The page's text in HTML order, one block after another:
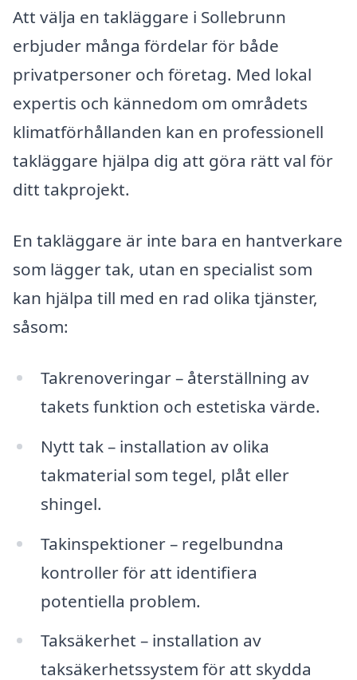
Att välja en takläggare i Sollebrunn
erbjuder många fördelar för både
privatpersoner och företag. Med lokal
expertis och kännedom om områdets
klimatförhållanden kan en professionell
takläggare hjälpa dig att göra rätt val för
ditt takprojekt.
En takläggare är inte bara en hantverkare
som lägger tak, utan en specialist som
kan hjälpa till med en rad olika tjänster,
såsom:
Takrenoveringar – återställning av
takets funktion och estetiska värde.
Nytt tak – installation av olika
takmaterial som tegel, plåt eller
shingel.
Takinspektioner – regelbundna
kontroller för att identifiera
potentiella problem.
Taksäkerhet – installation av
taksäkerhetssystem för att skydda